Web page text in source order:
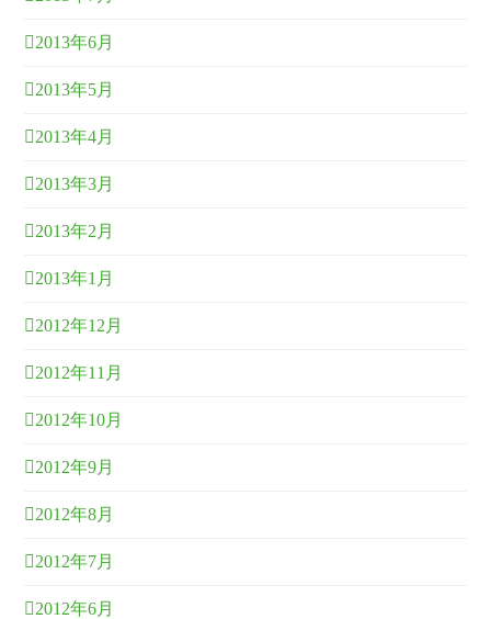
2013年6月
2013年5月
2013年4月
2013年3月
2013年2月
2013年1月
2012年12月
2012年11月
2012年10月
2012年9月
2012年8月
2012年7月
2012年6月